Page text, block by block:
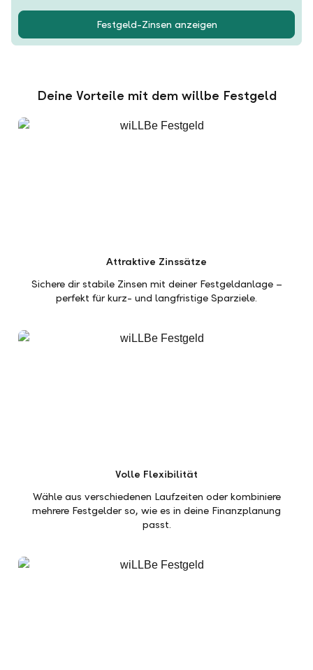
Festgeld-Zinsen anzeigen
Deine Vorteile mit dem willbe Festgeld
Attraktive Zinssätze
Sichere dir stabile Zinsen mit deiner Festgeldanlage –
perfekt für kurz- und langfristige Sparziele.
Volle Flexibilität
Wähle aus verschiedenen Laufzeiten oder kombiniere
mehrere Festgelder so, wie es in deine Finanzplanung
passt.